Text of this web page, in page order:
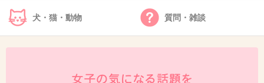
中国に請求するべき
犬・猫・動物 質問・雑談